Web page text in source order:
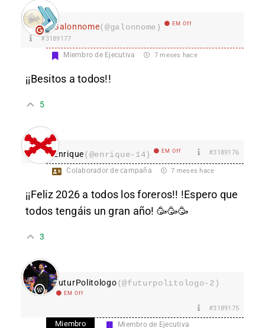
Galonnome(@galonnome) EM Off
#3189177
Miembro de Ejecutiva 7 meses hace
¡¡Besitos a todos!!
5
Enrique(@enrique-14) EM Off #3189176
Colaborador de campaña 7 meses hace
¡¡Feliz 2026 a todos los foreros!! !Espero que
todos tengáis un gran año! 🥳🥳🥳
3
FuturPolitologo(@futurpolitologo-2)
EM Off
#3189175
Miembro Miembro de Ejecutiva